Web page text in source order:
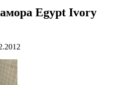
Egypt Ivory